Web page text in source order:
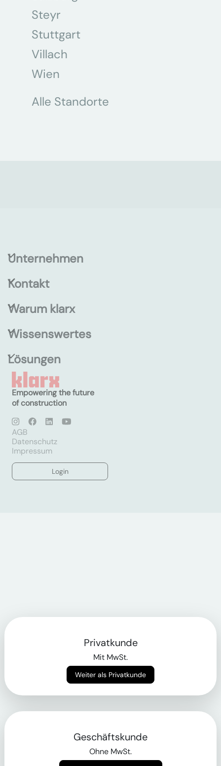
Steyr
Stuttgart
Villach
Wien
Alle Standorte
Unternehmen
Kontakt
Warum klarx
Wissenswertes
Lösungen
Empowering the future
of construction
AGB
Datenschutz
Impressum
Login
Privatkunde
Mit MwSt.
Weiter als Privatkunde
Geschäftskunde
Ohne MwSt.